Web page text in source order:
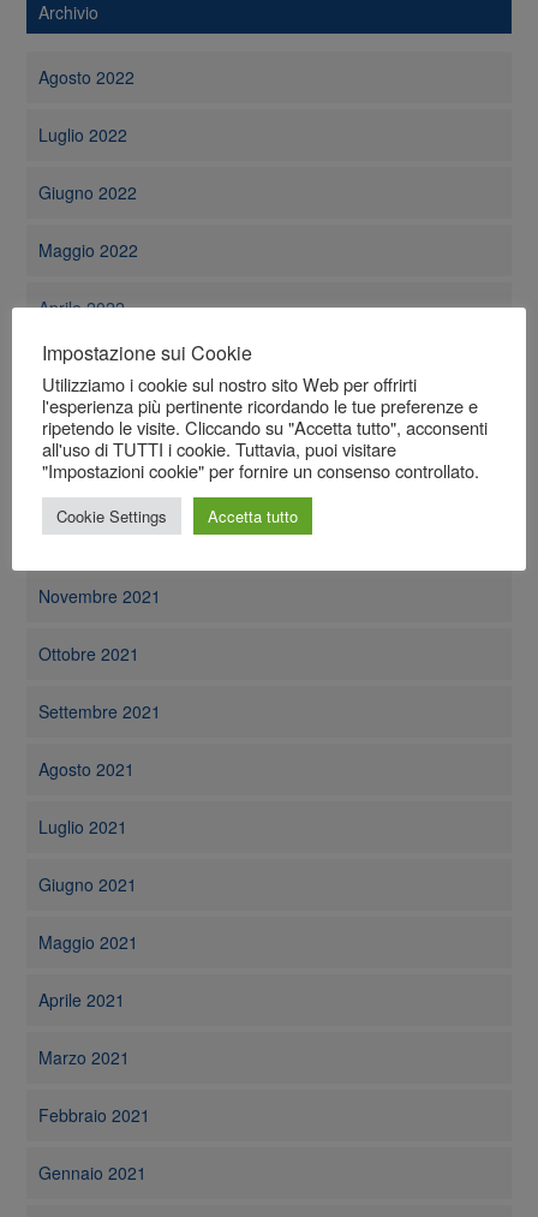
Archivio
Agosto 2022
Luglio 2022
Giugno 2022
Maggio 2022
Aprile 2022
Marzo 2022
Febbraio 2022
Gennaio 2022
Dicembre 2021
Novembre 2021
Ottobre 2021
Settembre 2021
Agosto 2021
Luglio 2021
Giugno 2021
Maggio 2021
Aprile 2021
Marzo 2021
Febbraio 2021
Gennaio 2021
Impostazione sui Cookie
Utilizziamo i cookie sul nostro sito Web per offrirti
l'esperienza più pertinente ricordando le tue preferenze e
ripetendo le visite. Cliccando su "Accetta tutto", acconsenti
all'uso di TUTTI i cookie. Tuttavia, puoi visitare
"Impostazioni cookie" per fornire un consenso controllato.
Cookie Settings Accetta tutto